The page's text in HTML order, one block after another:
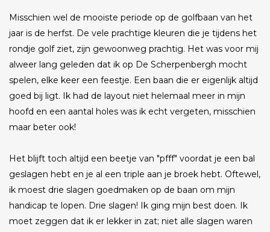
Misschien wel de mooiste periode op de golfbaan van het
jaar is de herfst. De vele prachtige kleuren die je tijdens het
rondje golf ziet, zijn gewoonweg prachtig. Het was voor mij
alweer lang geleden dat ik op De Scherpenbergh mocht
spelen, elke keer een feestje. Een baan die er eigenlijk altijd
goed bij ligt. Ik had de layout niet helemaal meer in mijn
hoofd en een aantal holes was ik echt vergeten, misschien
maar beter ook!
Het blijft toch altijd een beetje van "pfff" voordat je een bal
geslagen hebt en je al een triple aan je broek hebt. Oftewel,
ik moest drie slagen goedmaken op de baan om mijn
handicap te lopen. Drie slagen! Ik ging mijn best doen. Ik
moet zeggen dat ik er lekker in zat; niet alle slagen waren